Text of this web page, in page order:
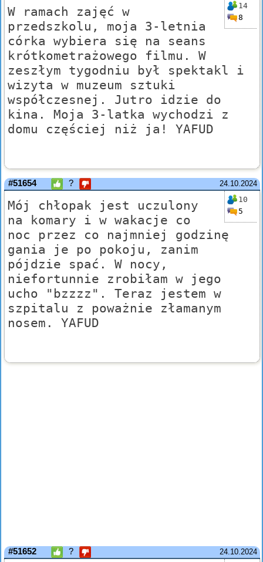
14
8
W ramach zajęć w
przedszkolu, moja 3-letnia
córka wybiera się na seans
krótkometrażowego filmu. W
zeszłym tygodniu był spektakl i
wizyta w muzeum sztuki
współczesnej. Jutro idzie do
kina. Moja 3-latka wychodzi z
domu częściej niż ja! YAFUD
24.10.2024
#51654 ?
10
5
Mój chłopak jest uczulony
na komary i w wakacje co
noc przez co najmniej godzinę
gania je po pokoju, zanim
pójdzie spać. W nocy,
niefortunnie zrobiłam w jego
ucho "bzzzz". Teraz jestem w
szpitalu z poważnie złamanym
nosem. YAFUD
24.10.2024
#51652 ?